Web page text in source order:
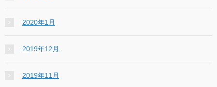
2020年1月
2019年12月
2019年11月